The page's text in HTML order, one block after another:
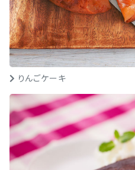
りんごケーキ